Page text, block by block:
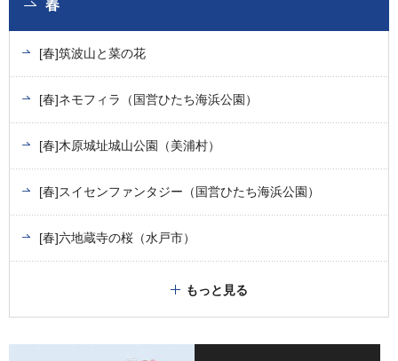
春
[春]筑波山と菜の花
[春]ネモフィラ（国営ひたち海浜公園）
[春]木原城址城山公園（美浦村）
[春]スイセンファンタジー（国営ひたち海浜公園）
[春]六地蔵寺の桜（水戸市）
もっと見る